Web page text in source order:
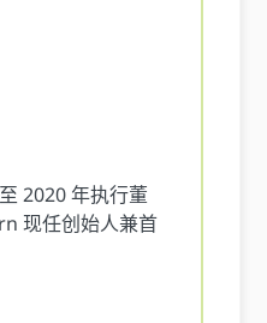
2020 年执行董
现任创始人兼首